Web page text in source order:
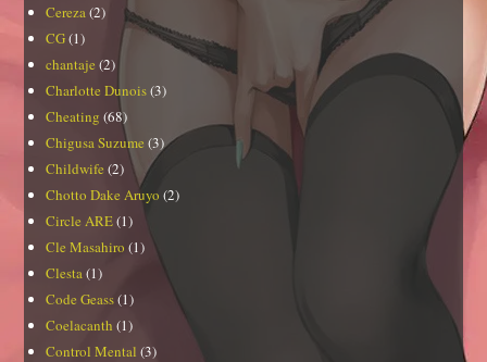
Cereza(2)
CG(1)
chantaje (2)
Charlotte Dunois(3)
Cheating (68)
Chigusa Suzume (3)
Childwife (2)
Chotto Dake Aruyo (2)
Circle ARE(1)
Cle Masahiro (1)
Clesta(1)
Code Geass(1)
Coelacanth (1)
Control Mental (3)